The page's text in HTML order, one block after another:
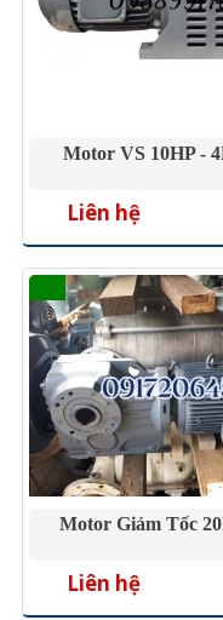
Motor VS 10HP -
Liên hệ
Motor Giảm Tốc
Liên hệ